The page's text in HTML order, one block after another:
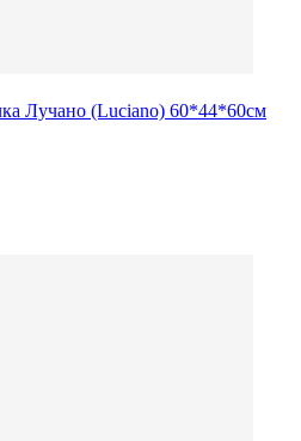
Лучано (Luciano) 60*44*60см